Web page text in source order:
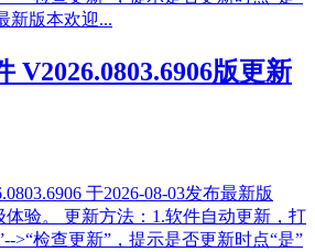
新版本欢迎...
V2026.0803.6906版更新
于2026-08-03发布最新版
验。 更新方法：1.软件自动更新，打
>“检查更新”，提示是否更新时点“是”